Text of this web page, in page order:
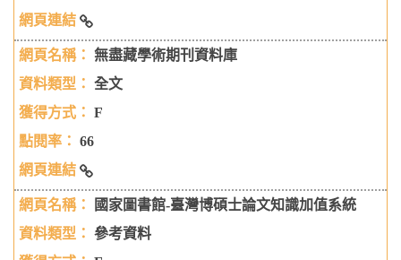
運輸資料統計
無盡藏學術期刊資料庫
全文
F
66
無盡藏學術期刊資料庫
國家圖書館-臺灣博碩士論文知識加值系統
參考資料